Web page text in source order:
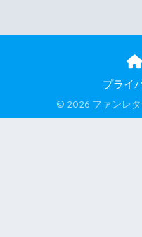
プライ
© 2026 ファンレ